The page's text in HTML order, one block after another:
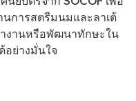
นการสตรีมนมและลาเต้
งานหรือพัฒนาทักษะใน
อย่างมั่นใจ